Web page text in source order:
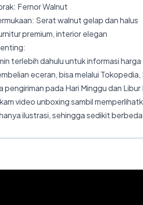
Fernor Walnut
Serat walnut gelap dan halus
premium, interior elegan
terlebih dahulu untuk informasi
eceran, bisa melalui
pengiriman pada Hari Minggu dan Libur
video unboxing sambil
ilustrasi, sehingga sedikit